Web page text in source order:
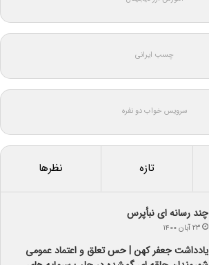
چسب ایرانی
سرویس خواب دو نفره
تازه نظرها
چند رسانه ای نبأپرس
۲۳ آبان ۱۴۰۰
یادداشت جعفر کهن | حس تعلق و اعتماد عمومی